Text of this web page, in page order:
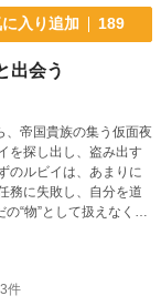
入り追加 189
出会う
、帝国貴族の集う仮面夜
を探し出し、盗み出す
のルビイは、あまりに
務に失敗し、自分を道
“物”として扱えなくな
子窓の中の人形」か
件